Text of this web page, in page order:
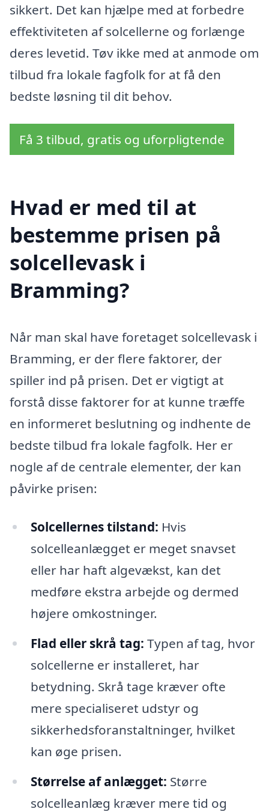
sikkert. Det kan hjælpe med at forbedre
effektiviteten af solcellerne og forlænge
deres levetid. Tøv ikke med at anmode om
tilbud fra lokale fagfolk for at få den
bedste løsning til dit behov.
Få 3 tilbud, gratis og uforpligtende
Hvad er med til at
bestemme prisen på
solcellevask i
Bramming?
Når man skal have foretaget solcellevask i
Bramming, er der flere faktorer, der
spiller ind på prisen. Det er vigtigt at
forstå disse faktorer for at kunne træffe
en informeret beslutning og indhente de
bedste tilbud fra lokale fagfolk. Her er
nogle af de centrale elementer, der kan
påvirke prisen:
Solcellernes tilstand: Hvis
solcelleanlægget er meget snavset
eller har haft algevækst, kan det
medføre ekstra arbejde og dermed
højere omkostninger.
Flad eller skrå tag: Typen af tag, hvor
solcellerne er installeret, har
betydning. Skrå tage kræver ofte
mere specialiseret udstyr og
sikkerhedsforanstaltninger, hvilket
kan øge prisen.
Størrelse af anlægget: Større
solcelleanlæg kræver mere tid og